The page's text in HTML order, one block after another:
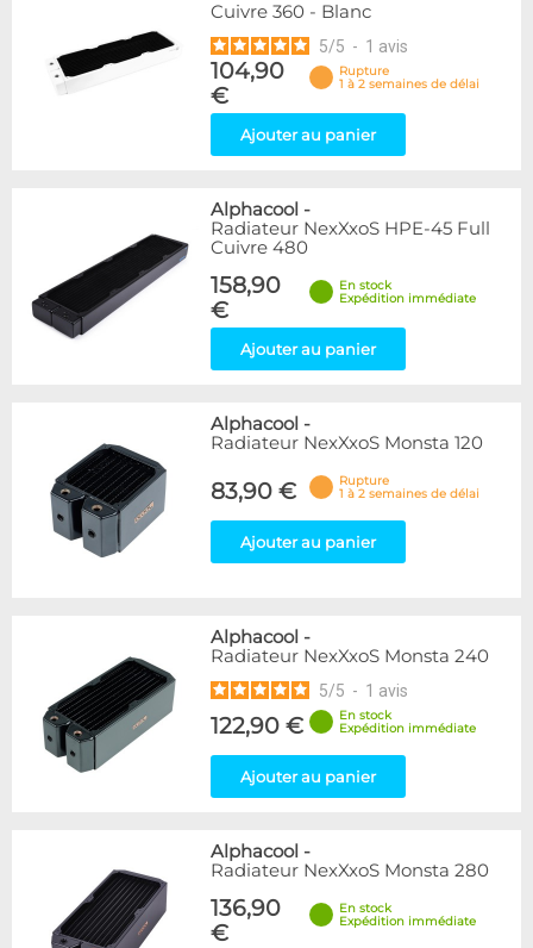
Cuivre 360 - Blanc
5/5 - 1 avis
104,90
€
Rupture
1 à 2 semaines de délai
Ajouter au panier
Alphacool -
Radiateur NexXxoS HPE-45 Full
Cuivre 480
158,90
€
En stock
Expédition immédiate
Ajouter au panier
Alphacool -
Radiateur NexXxoS Monsta 120
83,90 €
Rupture
1 à 2 semaines de délai
Ajouter au panier
Alphacool -
Radiateur NexXxoS Monsta 240
5/5 - 1 avis
122,90 €
En stock
Expédition immédiate
Ajouter au panier
Alphacool -
Radiateur NexXxoS Monsta 280
136,90
€
En stock
Expédition immédiate